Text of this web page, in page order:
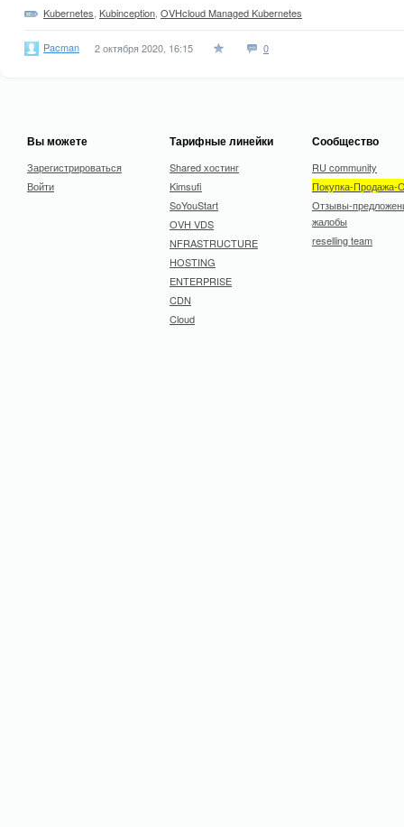
Kubernetes Kubinception OVHcloud Managed Kubernetes
Pacman 2 октября 2020, 16:15 0
Вы можете
Зарегистрироваться
Войти
Тарифные линейки
Shared хостинг
Kimsufi
SoYouStart
OVH VDS
NFRASTRUCTURE
HOSTING
ENTERPRISE
CDN
Cloud
Сообщество
RU community
Покупка-Продажа-
Отзывы-
жалобы
reselling team